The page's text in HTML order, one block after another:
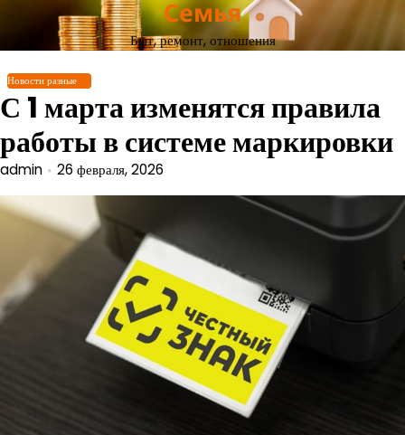
Перейти
содержимому
Семья
Быт, ремонт, отношения
Новости разные
С 1 марта изменятся правила
работы в системе маркировки
admin 26 февраля, 2026